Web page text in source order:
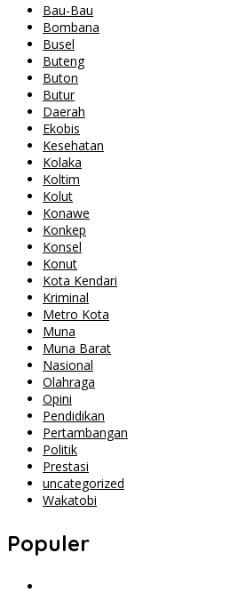
Bau-Bau
Bombana
Busel
Buteng
Buton
Butur
Daerah
Ekobis
Kesehatan
Kolaka
Koltim
Kolut
Konawe
Konkep
Konsel
Konut
Kota Kendari
Kriminal
Metro Kota
Muna
Muna Barat
Nasional
Olahraga
Opini
Pendidikan
Pertambangan
Politik
Prestasi
uncategorized
Wakatobi
Populer